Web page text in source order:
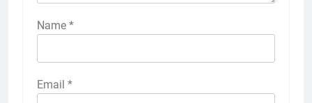
Name *
Email *